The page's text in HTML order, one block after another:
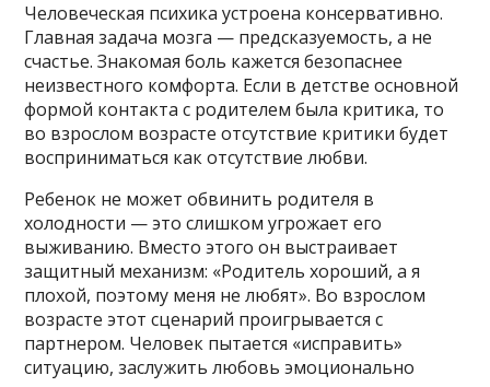
Человеческая психика устроена консервативно.
Главная задача мозга — предсказуемость, а не
счастье. Знакомая боль кажется безопаснее
неизвестного комфорта. Если в детстве основной
формой контакта с родителем была критика, то
во взрослом возрасте отсутствие критики будет
восприниматься как отсутствие любви.
Ребенок не может обвинить родителя в
холодности — это слишком угрожает его
выживанию. Вместо этого он выстраивает
защитный механизм: «Родитель хороший, а я
плохой, поэтому меня не любят». Во взрослом
возрасте этот сценарий проигрывается с
партнером. Человек пытается «исправить»
ситуацию, заслужить любовь эмоционально